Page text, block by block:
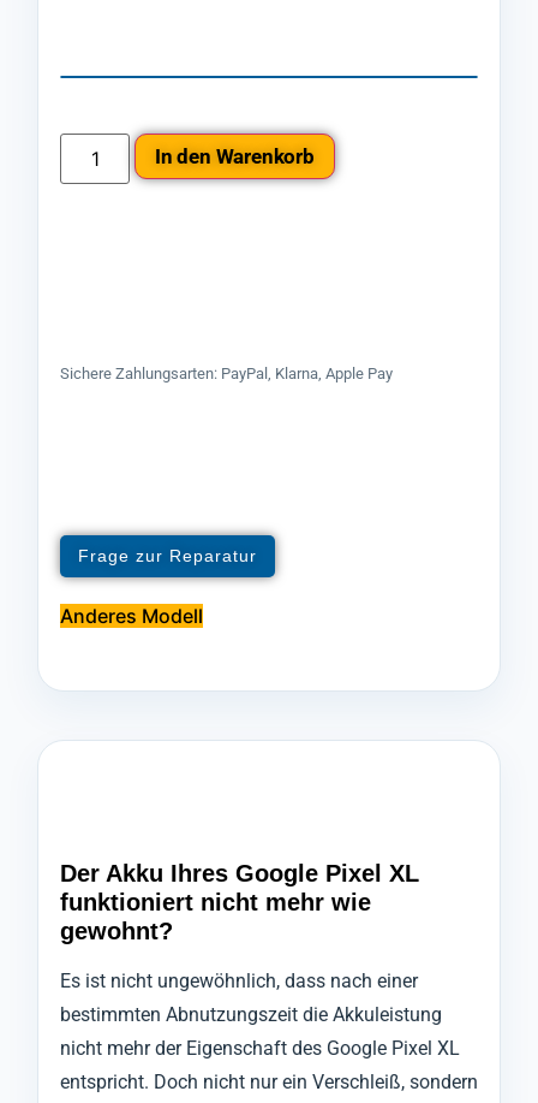
In den Warenkorb
Sichere Zahlungsarten: PayPal, Klarna, Apple Pay
Frage zur Reparatur
Anderes Modell
Der Akku Ihres Google Pixel XL
funktioniert nicht mehr wie
gewohnt?
Es ist nicht ungewöhnlich, dass nach einer
bestimmten Abnutzungszeit die Akkuleistung
nicht mehr der Eigenschaft des Google Pixel XL
entspricht. Doch nicht nur ein Verschleiß, sondern